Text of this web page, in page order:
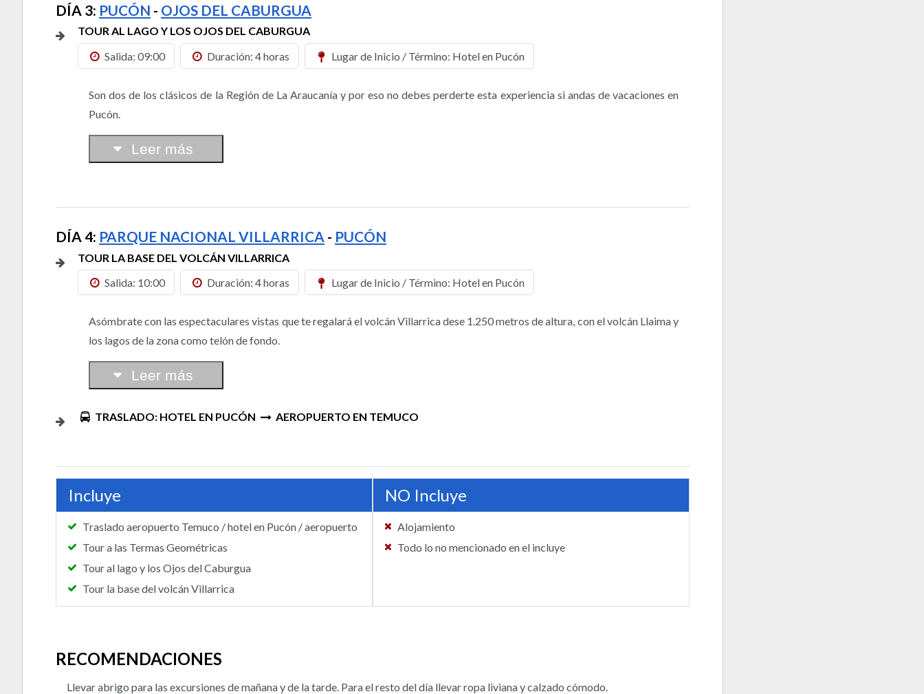
DÍA 3: PUCÓN - OJOS DEL CABURGUA
TOUR AL LAGO Y LOS OJOS DEL CABURGUA
Salida: 09:00
Duración: 4 horas Lugar de Inicio / Término: Hotel en Pucón
Son dos de los clásicos de la Región de La Araucanía y por eso no debes perderte esta experiencia si andas de vacaciones en
Pucón.
Leer más
DÍA 4: PARQUE NACIONAL VILLARRICA - PUCÓN
TOUR LA BASE DEL VOLCÁN VILLARRICA
Salida: 10:00
Duración: 4 horas Lugar de Inicio / Término: Hotel en Pucón
Asómbrate con las espectaculares vistas que te regalará el volcán Villarrica dese 1.250 metros de altura, con el volcán Llaima y
los lagos de la zona como telón de fondo.
Leer más
TRASLADO: HOTEL EN PUCÓN AEROPUERTO EN TEMUCO
Incluye
Traslado aeropuerto Temuco / hotel en Pucón / aeropuerto
Tour a las Termas Geométricas
Tour al lago y los Ojos del Caburgua
Tour la base del volcán Villarrica
NO Incluye
Alojamiento
Todo lo no mencionado en el incluye
RECOMENDACIONES
Llevar abrigo para las excursiones de mañana y de la tarde. Para el resto del día llevar ropa liviana y calzado cómodo.